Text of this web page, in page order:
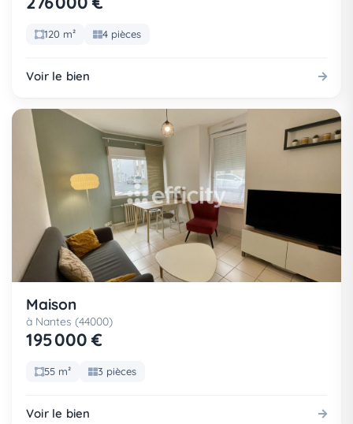
120 m² 4 pièces
Voir le bien
Maison
à Nantes (44000)
195 000 €
55 m² 3 pièces
Voir le bien